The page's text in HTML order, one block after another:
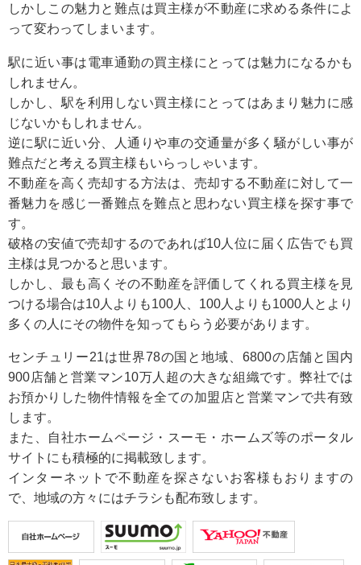
しかしこの魅力と難点は買主様が不動産に求める条件によ
って変わってしまいます。
駅に近い事は電車通勤の買主様にとっては魅力になるかも
しれません。
しかし、駅を利用しない買主様にとってはあまり魅力に感
じないかもしれません。
逆に駅に近い分、人通りや車の交通量が多く騒がしい事が
難点だと考える買主様もいらっしゃいます。
不動産を高く売却する方法は、売却する不動産に対して一
番魅力を感じ一番難点を難点と思わない買主様を探す事で
す。
破格の安値で売却するのであれば10人位に届く広告でも買
主様は見つかると思います。
しかし、最も高くその不動産を評価してくれる買主様を見
つける場合は10人よりも100人、100人よりも1000人とより
多くの人にその物件を知ってもらう必要があります。
センチュリー21は世界78の国と地域、6800の店舗と国内
900店舗と営業マン10万人超の大きな組織です。弊社では
お預かりした物件情報を全ての加盟店と営業マンで共有致
します。
また、自社ホームページ・スーモ・ホームズ等のポータル
サイトにも積極的に掲載致します。
インターネットで不動産を探さないお客様もおりますの
で、地域の方々にはチラシも配布致します。